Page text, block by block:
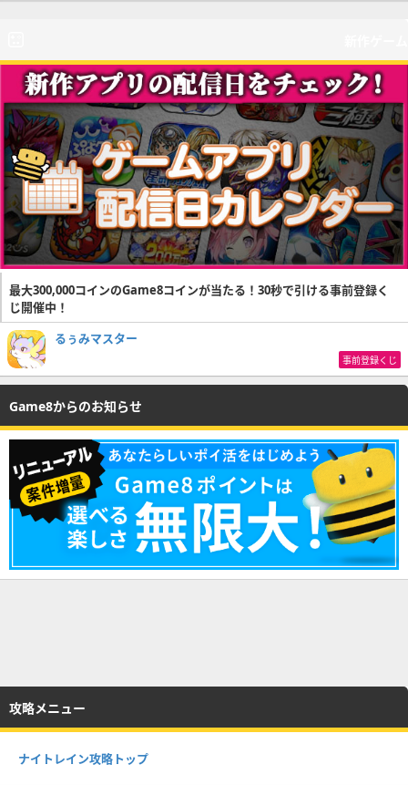
最大300,000コインのGame8コインが当たる！30秒で引ける事前登録く
じ開催中！
るぅみマスター
事前登録くじ
Game8からのお知らせ
攻略メニュー
ナイトレイン攻略トップ